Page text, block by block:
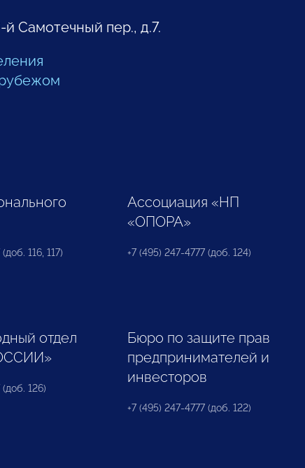
й Самотечный пер., д.7.
116, 117)
Ассоциация «НП
«ОПОРА»
+7 (495) 247-4777 (доб. 124)
отдел
(доб. 126)
Бюро по защите прав
предпринимателей и
инвесторов
+7 (495) 247-4777 (доб. 122)